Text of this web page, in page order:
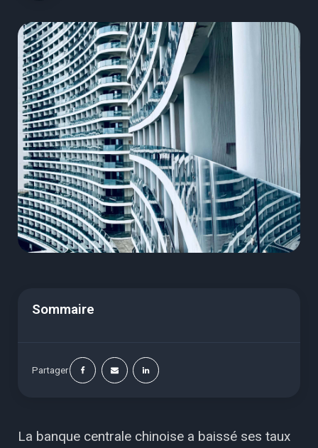
Sommaire
Partager
La banque centrale chinoise a baissé ses taux